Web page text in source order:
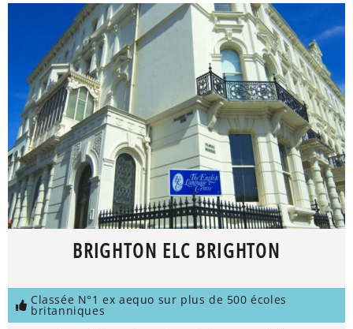
BRIGHTON ELC BRIGHTON
Classée N°1 ex aequo sur plus de 500 écoles
britanniques